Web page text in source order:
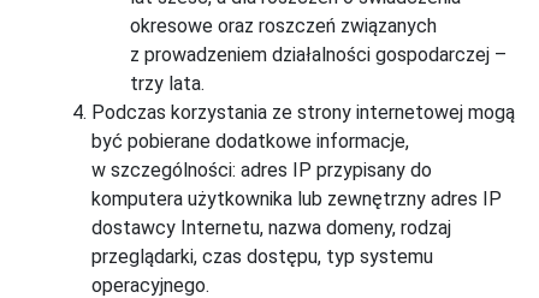
okresowe oraz roszczeń związanych
z prowadzeniem działalności gospodarczej –
trzy lata.
Podczas korzystania ze strony internetowej mogą
być pobierane dodatkowe informacje,
w szczególności: adres IP przypisany do
komputera użytkownika lub zewnętrzny adres IP
dostawcy Internetu, nazwa domeny, rodzaj
przeglądarki, czas dostępu, typ systemu
operacyjnego.